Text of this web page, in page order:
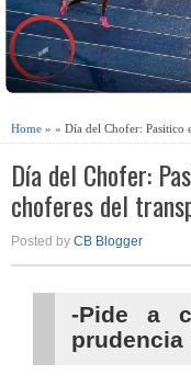
Home » » Día del Chofer: Pasitico
Día del Chofer:
choferes del
Posted by CB Blogger
-Pide a
prudencia